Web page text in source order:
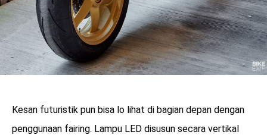
Kesan futuristik pun bisa lo lihat di bagian depan dengan
penggunaan fairing. Lampu LED disusun secara vertikal